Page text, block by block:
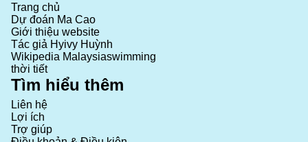
Trang chủ
Dự đoán Ma Cao
Giới thiệu website
Tác giả Hyivy Huỳnh
Wikipedia Malaysiaswimming
thời tiết
Tìm hiểu thêm
Liên hệ
Lợi ích
Trợ giúp